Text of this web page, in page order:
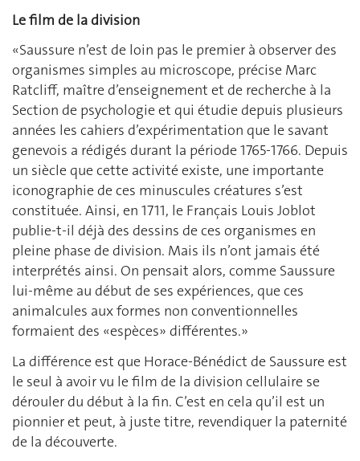
Le film de la division
«Saussure n’est de loin pas le premier à observer des
organismes simples au microscope, précise Marc
Ratcliff, maître d’enseignement et de recherche à la
Section de psychologie et qui étudie depuis plusieurs
années les cahiers d’expérimentation que le savant
genevois a rédigés durant la période 1765-1766. Depuis
un siècle que cette activité existe, une importante
iconographie de ces minuscules créatures s’est
constituée. Ainsi, en 1711, le Français Louis Joblot
publie-t-il déjà des dessins de ces organismes en
pleine phase de division. Mais ils n’ont jamais été
interprétés ainsi. On pensait alors, comme Saussure
lui-même au début de ses expériences, que ces
animalcules aux formes non conventionnelles
formaient des «espèces» différentes.»
La différence est que Horace-Bénédict de Saussure est
le seul à avoir vu le film de la division cellulaire se
dérouler du début à la fin. C’est en cela qu’il est un
pionnier et peut, à juste titre, revendiquer la paternité
de la découverte.